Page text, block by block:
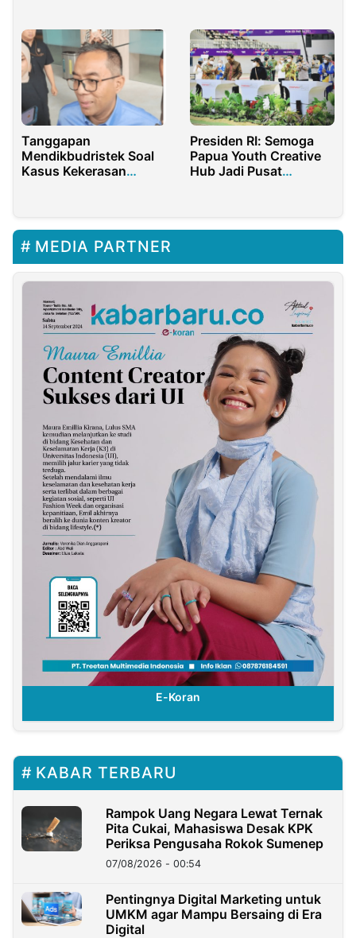
Tanggapan
Mendikbudristek Soal
Kasus Kekerasan
Presiden RI: Semoga
Papua Youth Creative
Hub Jadi Pusat
MEDIA PARTNER
E-Koran
KABAR TERBARU
Rampok Uang Negara Lewat Ternak
Pita Cukai, Mahasiswa Desak KPK
Periksa Pengusaha Rokok Sumenep
07/08/2026 - 00:54
Pentingnya Digital Marketing untuk
UMKM agar Mampu Bersaing di Era
Digital